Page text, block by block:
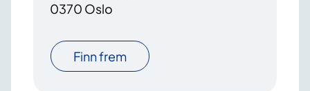
0370 Oslo
Finn frem